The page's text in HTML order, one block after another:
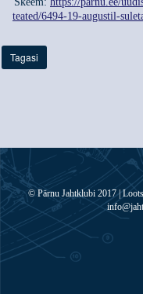
teated/6494-19-augustil-
Tagasi
© Pärnu Jahtklubi 2017 |